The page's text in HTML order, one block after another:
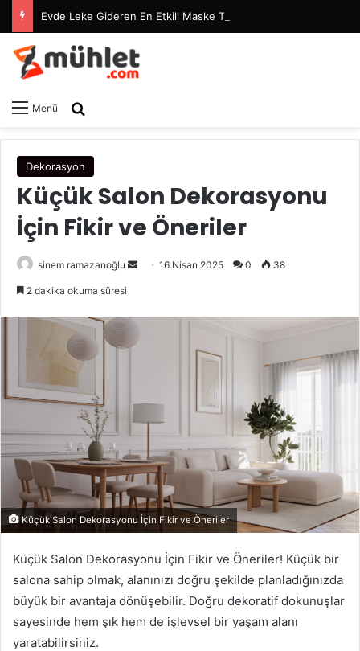
Evde Leke Gideren En Etkili Maske Tarifleri
Menü
Dekorasyon
Küçük Salon Dekorasyonu
İçin Fikir ve Öneriler
sinem ramazanoğlu
-
a
g
ö
n
d
e
r
16 Nisan 2025 0 38
2 dakika okuma süresi
Küçük Salon Dekorasyonu İçin Fikir ve Öneriler
Küçük Salon Dekorasyonu İçin Fikir ve Öneriler! Küçük bir
salona sahip olmak, alanınızı doğru şekilde planladığınızda
büyük bir avantaja dönüşebilir. Doğru dekoratif dokunuşlar
sayesinde hem şık hem de işlevsel bir yaşam alanı
yaratabilirsiniz.